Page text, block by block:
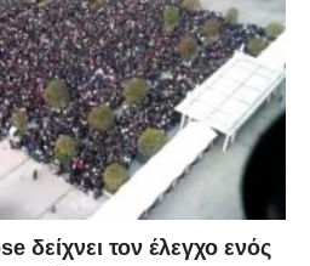
δείχνει τον έλεγχο ενός